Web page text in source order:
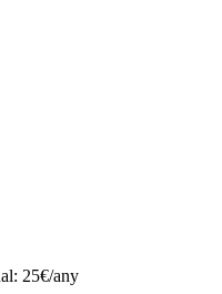
25€/any